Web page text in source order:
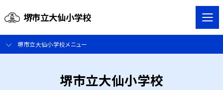
堺市立大仙小学校
堺市立大仙小学校メニュー
堺市立大仙小学校